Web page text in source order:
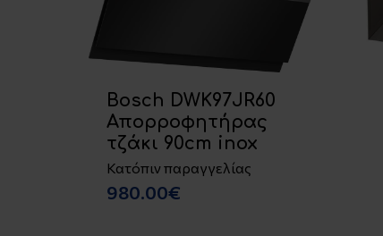
Bosch DWK97JR60
Απορροφητήρας
τζάκι 90cm inox
Κατόπιν παραγγελίας
980.00€